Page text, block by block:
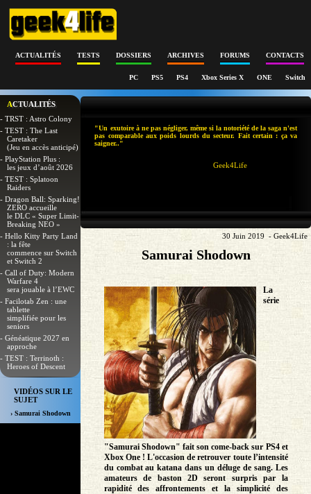
ACTUALITÉS TESTS DOSSIERS ARCHIVES FORUMS CONTACTS
PC PS5 PS4 Xbox Series X ONE Switch
ACTUALITÉS
- TRST : Astro Colony
- TEST : The Last
Caretaker
(Jeu en accès anticipé)
- PlayStation Plus :
les jeux d’août 2026
- TEST : Splatoon
Raiders
- Dragon Ball: Sparking!
ZERO accueille
le DLC « Super Limit-
Breaking NEO »
- Hello Kitty Party Land
: la fête
commence sur Switch
et Switch 2
- Call of Duty: Modern
Warfare 4
sera jouable à l’EWC
- Facilotab Zen : une
tablette
simplifiée pour les
seniors
- Généatique 2027 en
approche
- TEST : Terrinoth :
Heroes of Descent
VIDÉOS SUR LE
SUJET
› Samurai Shodown
"Un exutoire à ne pas négliger, même si la notoriété de la saga n'est
pas comparable aux poids lourds du secteur. Fait certain : ça va
saigner.."
Geek4Life
30 Juin 2019 - Geek4Life
Samurai Shodown
La
série
"Samurai Shodown" fait son come-back sur PS4 et
Xbox One ! L'occasion de retrouver toute l’intensité
du combat au katana dans un déluge de sang. Les
amateurs de baston 2D seront surpris par la
rapidité des affrontements et la simplicité des